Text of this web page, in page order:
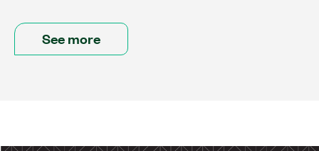
See more